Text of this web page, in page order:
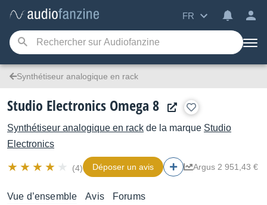
FR
Synthétiseur analogique en rack
Studio Electronics Omega 8
Synthétiseur analogique en rack de la marque Studio
Electronics
(4) Déposer un avis Argus 2 951,43 €
Vue d’ensemble Avis Forums